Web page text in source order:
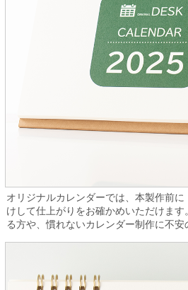
オリジナルカレンダーでは、本製作前
けして仕上がりをお確かめいただけま
る方や、慣れないカレンダー制作に不安